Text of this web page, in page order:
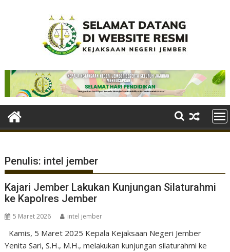
Penulis: intel jember
Kajari Jember Lakukan Kunjungan Silaturahmi
ke Kapolres Jember
5 Maret 2026 intel jember
Kamis, 5 Maret 2025 Kepala Kejaksaan Negeri Jember
Yenita Sari, S.H., M.H., melakukan kunjungan silaturahmi ke